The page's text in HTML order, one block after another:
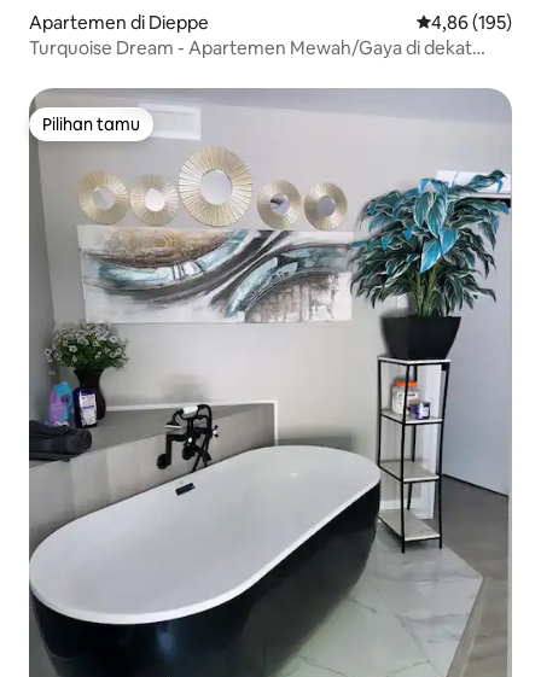
Apartemen di Dieppe Nilai rata-rata
4,86 (195)
Turquoise Dream - Apartemen Mewah/Gaya di dekat
Pilihan tamu
Pilihan tamu